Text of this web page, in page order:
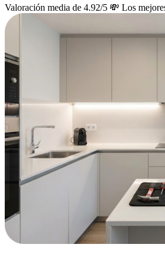
Valoración media de 4.92/5 💸 Los